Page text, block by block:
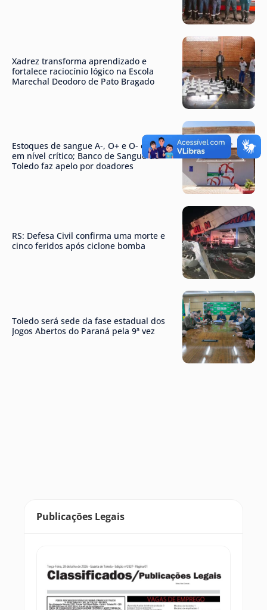
Xadrez transforma aprendizado e
fortalece raciocínio lógico na Escola
Marechal Deodoro de Pato Bragado
Estoques de sangue A-, O+ e O- estão
em nível crítico; Banco de Sangue de
Toledo faz apelo por doadores
RS: Defesa Civil confirma uma morte e
cinco feridos após ciclone bomba
Toledo será sede da fase estadual dos
Jogos Abertos do Paraná pela 9ª vez
Publicações Legais